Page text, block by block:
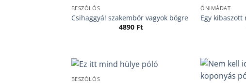
BESZÓLÓS
Csihaggyá! szakembör vagyok bögre
4890 Ft
ÖNIMÁDAT
Egy kibaszott
BESZÓLÓS